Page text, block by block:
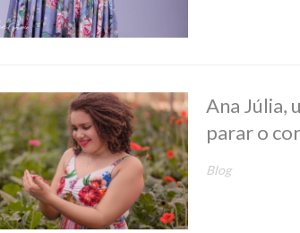
Ana Júlia,
parar o
Blog